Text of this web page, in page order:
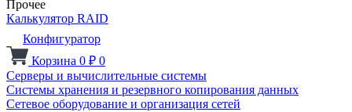
Прочее
Калькулятор RAID
Конфигуратор
Корзина 0 ₽ 0
Серверы и вычислительные системы
Системы хранения и резервного копирования данных
Сетевое оборудование и организация сетей